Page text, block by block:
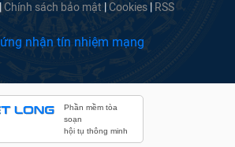
Chính sách bảo mật Cookies RSS
Phần mềm tòa
soạn
hội tụ thông minh